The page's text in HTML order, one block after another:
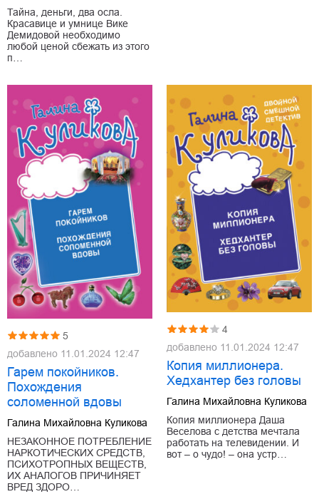
Тайна, деньги, два осла.
Красавице и умнице Вике
Демидовой необходимо
любой ценой сбежать из этого
п…
5
добавлено 11.01.2024 12:47
Гарем покойников.
Похождения
соломенной вдовы
Галина Михайловна Куликова
НЕЗАКОННОЕ ПОТРЕБЛЕНИЕ
НАРКОТИЧЕСКИХ СРЕДСТВ,
ПСИХОТРОПНЫХ ВЕЩЕСТВ,
ИХ АНАЛОГОВ ПРИЧИНЯЕТ
ВРЕД ЗДОРО…
4
добавлено 11.01.2024 12:47
Копия миллионера.
Хедхантер без головы
Галина Михайловна Куликова
Копия миллионера Даша
Веселова с детства мечтала
работать на телевидении. И
вот – о чудо! – она устр…